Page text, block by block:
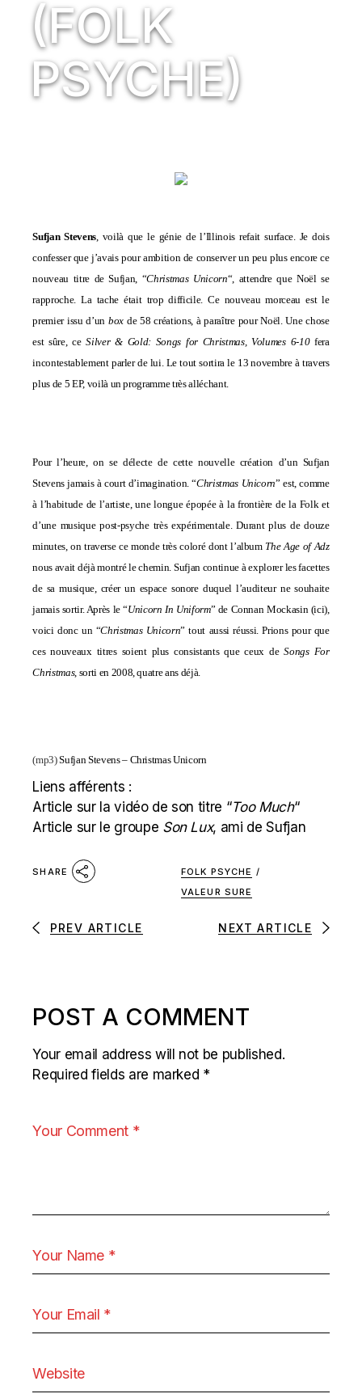
(FOLK
PSYCHE)
Sufjan Stevens, voilà que le génie de l’Illinois refait surface. Je dois
confesser que j’avais pour ambition de conserver un peu plus encore ce
nouveau titre de Sufjan, “Christmas Unicorn“, attendre que Noël se
rapproche. La tache était trop difficile. Ce nouveau morceau est le
premier issu d’un boxde 58 créations, à paraître pour Noël. Une chose
est sûre, ceSilver & Gold: Songs for Christmas, Volumes 6-10fera
incontestablement parler de lui. Le tout sortira le 13 novembre à travers
plus de 5 EP, voilà un programme très alléchant.
Pour l’heure, on se délecte de cette nouvelle création d’un Sufjan
Stevens jamais à court d’imagination. “Christmas Unicorn” est, comme
à l’habitude de l’artiste, une longue épopée à la frontière de la Folk et
d’une musique post-psyche très expérimentale. Durant plus de douze
minutes, on traverse ce monde très coloré dont l’album The Age of Adz
nous avait déjà montré le chemin. Sufjan continue à explorer les facettes
de sa musique, créer un espace sonore duquel l’auditeur ne souhaite
jamais sortir. Après le “Unicorn In Uniform” de Connan Mockasin (ici),
voici donc un “Christmas Unicorn” tout aussi réussi. Prions pour que
ces nouveaux titres soient plus consistants que ceux deSongs For
Christmas, sorti en 2008, quatre ans déjà.
(mp3)Sufjan Stevens – Christmas Unicorn
Liens afférents :
Article sur la vidéo de son titre “Too Much“
Article sur le groupe Son Lux, ami de Sufjan
SHARE FOLK PSYCHE /
VALEUR SURE
PREV ARTICLE NEXT ARTICLE
POST A COMMENT
Your email address will not be published.
Required fields are marked *